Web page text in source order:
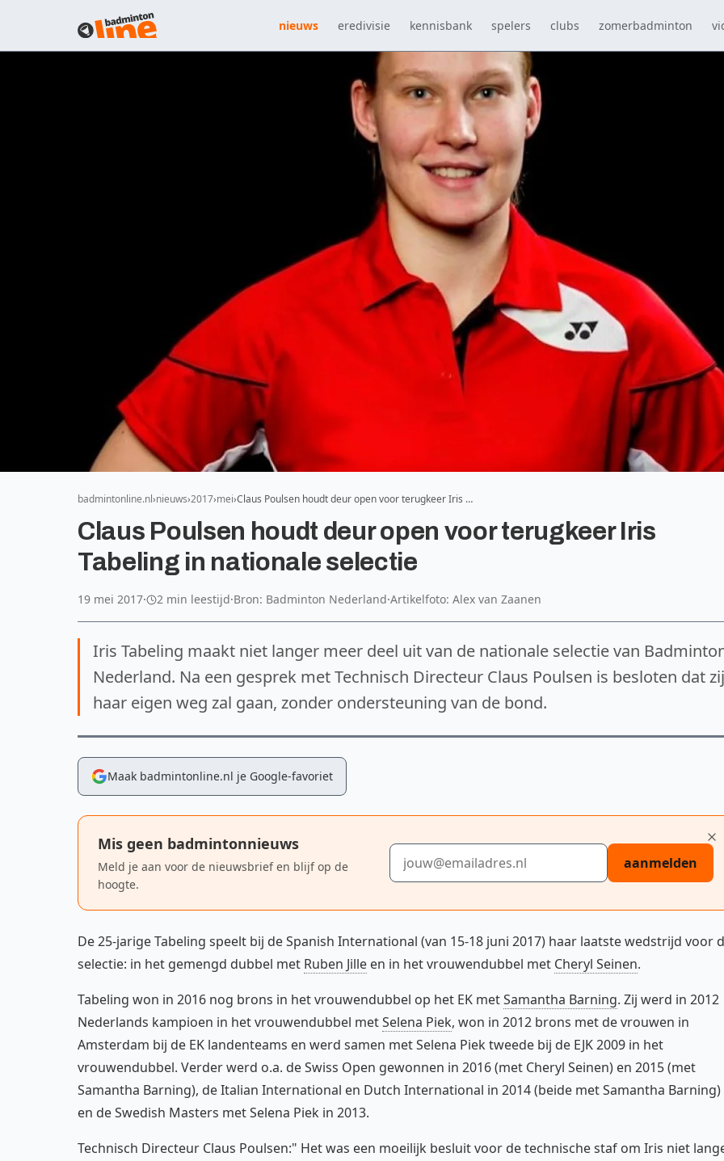
nieuws eredivisie kennisbank spelers clubs zomerbadminton
badmintonline.nl nieuws 2017 mei Claus Poulsen houdt deur open voor terugkeer Iris …
Claus Poulsen houdt deur open voor terugkeer Iris
Tabeling in nationale selectie
19 mei 2017· 2 min leestijd·Bron: Badminton Nederland·Artikelfoto: Alex van Zaanen
Iris Tabeling maakt niet langer meer deel uit van de nationale selectie van
Nederland. Na een gesprek met Technisch Directeur Claus Poulsen is besloten dat zij
haar eigen weg zal gaan, zonder ondersteuning van de bond.
Maak badmintonline.nl je Google-favoriet
Mis geen badmintonnieuws
Meld je aan voor de nieuwsbrief en blijf op de
hoogte.
E-mailadres
aanmelden
De 25-jarige Tabeling speelt bij de Spanish International (van 15-18 juni 2017) haar laatste wedstrijd voor
selectie: in het gemengd dubbel met Ruben Jille en in het vrouwendubbel met Cheryl Seinen.
Tabeling won in 2016 nog brons in het vrouwendubbel op het EK metSamantha Barning. Zij werd in 2012
Nederlands kampioen in het vrouwendubbel metSelena Piek, won in 2012 brons met de vrouwen in
Amsterdam bij de EK landenteams en werd samen met Selena Piek tweede bij de EJK 2009 in het
vrouwendubbel. Verder werd o.a. de Swiss Open gewonnen in 2016 (met Cheryl Seinen) en 2015 (met
Samantha Barning), de Italian International en Dutch International in 2014 (beide met Samantha Barning)
en de Swedish Masters met Selena Piek in 2013.
Technisch Directeur Claus Poulsen:" Het was een moeilijk besluit voor de technische staf om Iris niet